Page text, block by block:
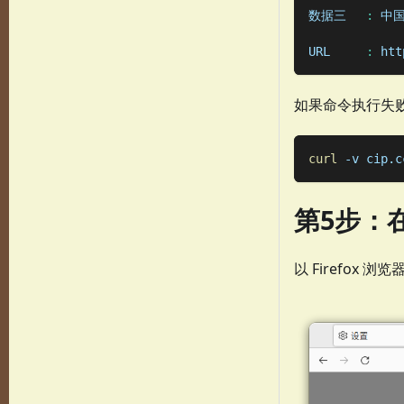
: 中
:
如果命令执行失
curl -v
第5步：
以 Firefox 浏览